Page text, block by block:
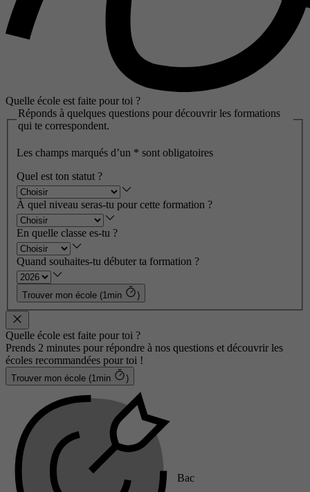
Quelle école est faite pour toi ?
Réponds à quelques questions pour découvrir les formations
qui te correspondent.
Les champs marqués d’un * sont obligatoires
Quel est ton statut ?
À quel niveau seras-tu pour cette formation ?
En quelle classe es-tu ?
Quand souhaites-tu débuter ta formation ?
Trouver mon école (1min )
Quelle école est faite pour toi ?
Prends 2 minutes pour répondre à nos questions et découvrir les
écoles recommandées pour toi !
Trouver mon école (1min )
Bac